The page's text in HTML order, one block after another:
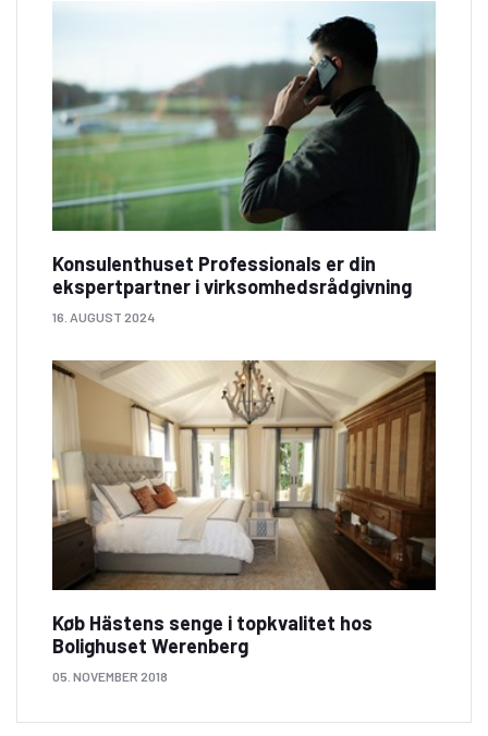
Konsulenthuset Professionals er din
ekspertpartner i virksomhedsrådgivning
16. AUGUST 2024
Køb Hästens senge i topkvalitet hos
Bolighuset Werenberg
05. NOVEMBER 2018